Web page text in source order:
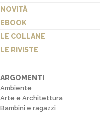
NOVITÀ
EBOOK
LE COLLANE
LE RIVISTE
ARGOMENTI
Ambiente
Arte e Architettura
Bambini e ragazzi